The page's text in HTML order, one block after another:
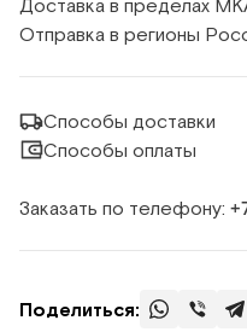
Доставка в пределах
Отправка в регионы
Способы доставки
Способы оплаты
Заказать по телефону:
Поделиться: